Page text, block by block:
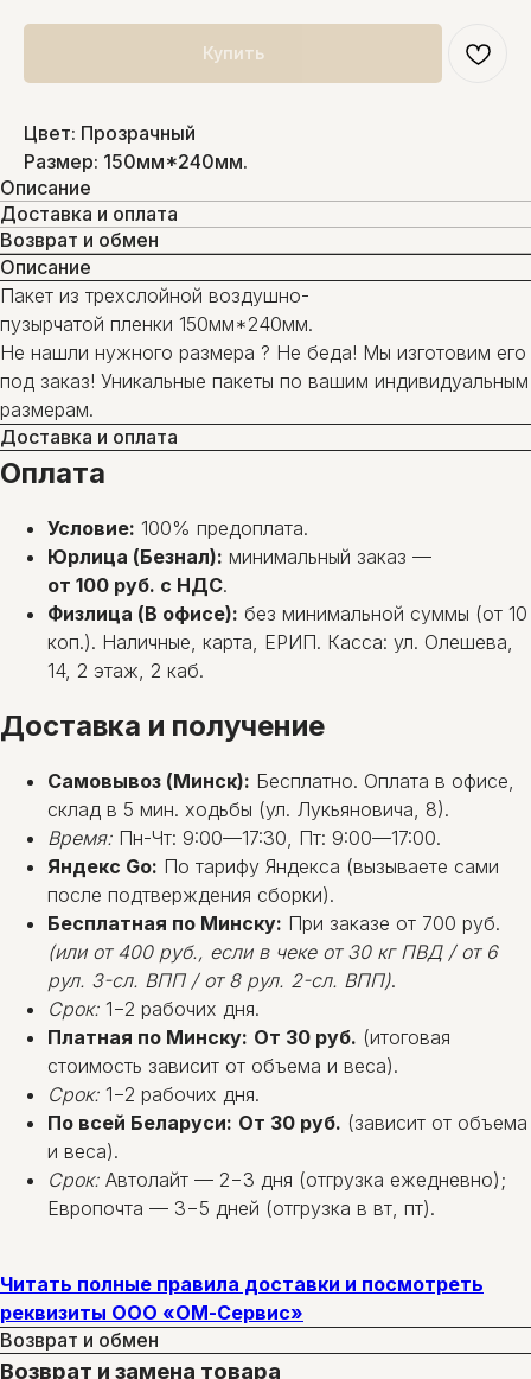
Купить
Цвет: Прозрачный
Размер: 150мм*240мм.
Описание
Доставка и оплата
Возврат и обмен
Описание
Пакет из трехслойной воздушно-
пузырчатой пленки 150мм*240мм.
Не нашли нужного размера ? Не беда! Мы изготовим его
под заказ! Уникальные пакеты по вашим индивидуальным
размерам.
Доставка и оплата
Оплата
Условие: 100% предоплата.
Юрлица (Безнал): минимальный заказ —
от 100 руб. с НДС.
Физлица (В офисе): без минимальной суммы (от 10
коп.). Наличные, карта, ЕРИП. Касса: ул. Олешева,
14, 2 этаж, 2 каб.
Доставка и получение
Самовывоз (Минск): Бесплатно. Оплата в офисе,
склад в 5 мин. ходьбы (ул. Лукьяновича, 8).
Время: Пн-Чт: 9:00—17:30, Пт: 9:00—17:00.
Яндекс Go: По тарифу Яндекса (вызываете сами
после подтверждения сборки).
Бесплатная по Минску: При заказе от 700 руб.
(или от 400 руб., если в чеке от 30 кг ПВД / от 6
рул. 3-сл. ВПП / от 8 рул. 2-сл. ВПП).
Срок: 1−2 рабочих дня.
Платная по Минску: От 30 руб. (итоговая
стоимость зависит от объема и веса).
Срок: 1−2 рабочих дня.
По всей Беларуси: От 30 руб. (зависит от объема
и веса).
Срок: Автолайт — 2−3 дня (отгрузка ежедневно);
Европочта — 3−5 дней (отгрузка в вт, пт).
Читать полные правила доставки и посмотреть
реквизиты ООО «ОМ-Сервис»
Возврат и обмен
Возврат и замена товара